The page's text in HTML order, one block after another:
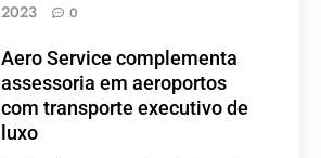
2023
0
Aero Service complementa
assessoria em aeroportos
com transporte executivo de
luxo